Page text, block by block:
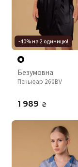
-40% на 2 одиницю!
Безумовна
Пеньюар 260BV
1 989 ₴